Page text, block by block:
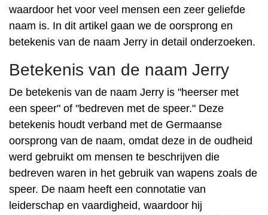
waardoor het voor veel mensen een zeer geliefde
naam is. In dit artikel gaan we de oorsprong en
betekenis van de naam Jerry in detail onderzoeken.
Betekenis van de naam Jerry
De betekenis van de naam Jerry is "heerser met
een speer" of "bedreven met de speer." Deze
betekenis houdt verband met de Germaanse
oorsprong van de naam, omdat deze in de oudheid
werd gebruikt om mensen te beschrijven die
bedreven waren in het gebruik van wapens zoals de
speer. De naam heeft een connotatie van
leiderschap en vaardigheid, waardoor hij